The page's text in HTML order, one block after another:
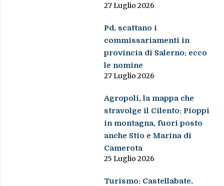
27 Luglio 2026
Pd, scattano i
commissariamenti in
provincia di Salerno: ecco
le nomine
27 Luglio 2026
Agropoli, la mappa che
stravolge il Cilento: Pioppi
in montagna, fuori posto
anche Stio e Marina di
Camerota
25 Luglio 2026
Turismo: Castellabate,